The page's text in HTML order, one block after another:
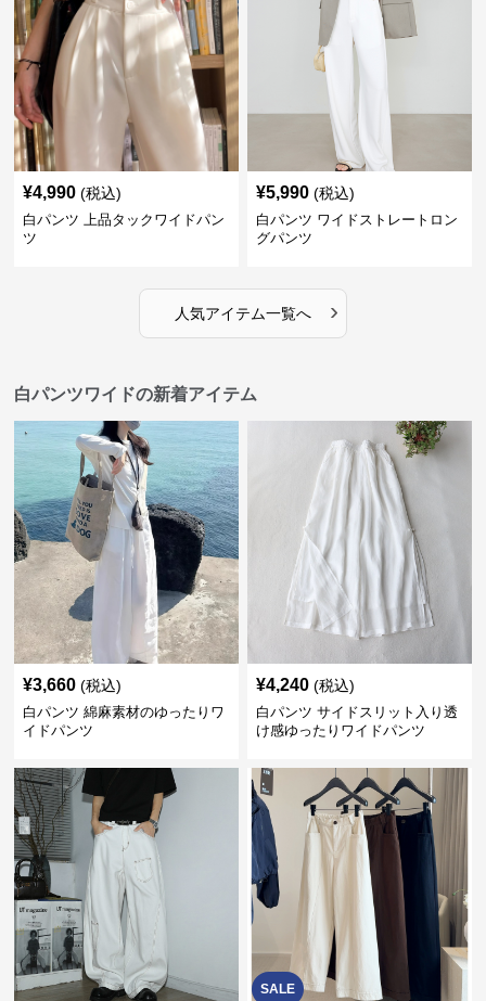
¥4,990 (税込)
白パンツ 上品タックワイドパン
ツ
¥5,990 (税込)
白パンツ ワイドストレートロン
グパンツ
人気アイテム一覧へ ›
白パンツワイドの新着アイテム
¥3,660 (税込)
白パンツ 綿麻素材のゆったりワ
イドパンツ
¥4,240 (税込)
白パンツ サイドスリット入り透
け感ゆったりワイドパンツ
SALE